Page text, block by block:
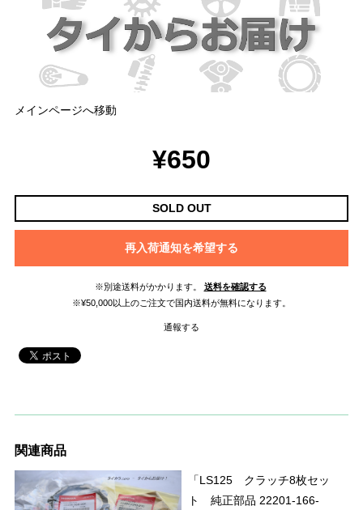
メインページへ移動
¥650
SOLD OUT
再入荷通知を希望する
※別途送料がかかります。
送料を確認する
※¥50,000以上のご注文で国内送料が無料になります。
通報する
関連商品
「LS125 クラッチ8枚セッ
ト 純正部品 22201-166-